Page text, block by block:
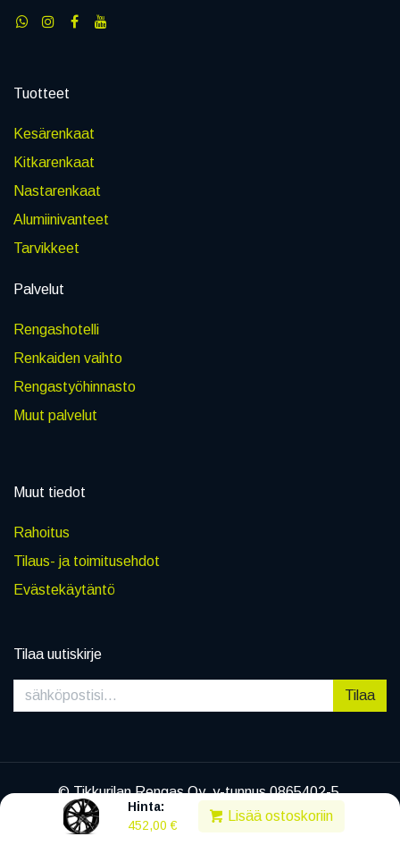
Hinta:
452,00 €
Lisää ostoskoriin
Tuotteet
Kesärenkaat
Kitkarenkaat
Nastarenkaat
Alumiinivanteet
Tarvikkeet
Palvelut
Rengashotelli
Renkaiden vaihto
Rengastyöhinnasto
Muut palvelut
Muut tiedot
Rahoitus
Tilaus- ja toimitusehdot
Evästekäytäntö
Tilaa uutiskirje
Tilaa
© Tikkurilan Rengas Oy, y-tunnus 0865402-5
|Tietosuojaseloste